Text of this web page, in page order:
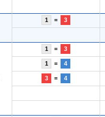
1 = 3
1 = 3
1 = 4
3 = 4